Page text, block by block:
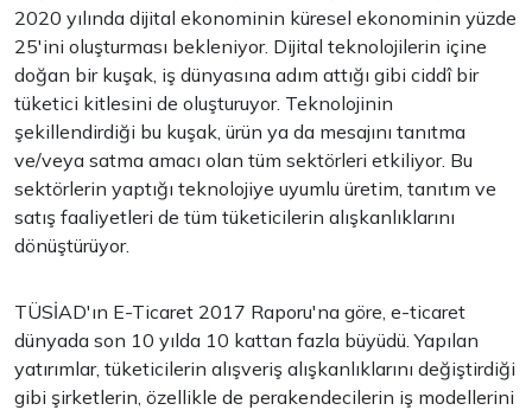
2020 yılında dijital ekonominin küresel ekonominin yüzde
25'ini oluşturması bekleniyor. Dijital teknolojilerin içine
doğan bir kuşak, iş dünyasına adım attığı gibi ciddî bir
tüketici kitlesini de oluşturuyor. Teknolojinin
şekillendirdiği bu kuşak, ürün ya da mesajını tanıtma
ve/veya satma amacı olan tüm sektörleri etkiliyor. Bu
sektörlerin yaptığı teknolojiye uyumlu üretim, tanıtım ve
satış faaliyetleri de tüm tüketicilerin alışkanlıklarını
dönüştürüyor.
TÜSİAD'ın E-Ticaret 2017 Raporu'na göre, e-ticaret
dünyada son 10 yılda 10 kattan fazla büyüdü. Yapılan
yatırımlar, tüketicilerin alışveriş alışkanlıklarını değiştirdiği
gibi şirketlerin, özellikle de perakendecilerin iş modellerini